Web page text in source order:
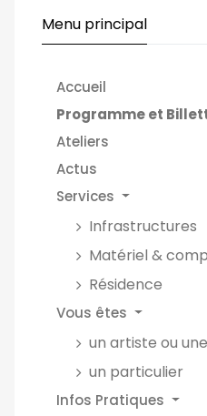
Menu principal
Accueil
Programme et
Ateliers
Actus
Services
Infrastructures
Matériel &
Résidence
Vous êtes
un artiste ou
un particulier
Infos Pratiques